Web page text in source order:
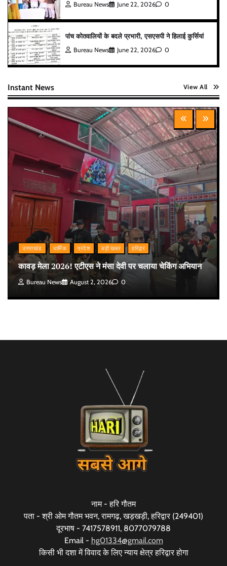
Bureau News June 22, 2026 0
पांच कोतवालियों के बदले प्रभारी, एसएसपी ने हिलाई कुर्सियां
Bureau News June 22, 2026 0
Instant News View All
उत्तराखंड धार्मिक प्रदेश बड़ी खबर हरिद्वार
कावड़ मेला 2026! एटीएस ने मंसा देवी पर चलाया चेकिंग अभियान
Bureau News August 2, 2026 0
नाम - हरि गौतम
पता - श्री ओम गौतम भवन, रामगढ़, खड़खड़ी, हरिद्वार (249401)
दूरभाष - 7417578911, 8077079788
Email - hg01334@gmail.com
किसी भी दशा में विवाद के लिए न्याय क्षेत्र हरिद्वार होगा